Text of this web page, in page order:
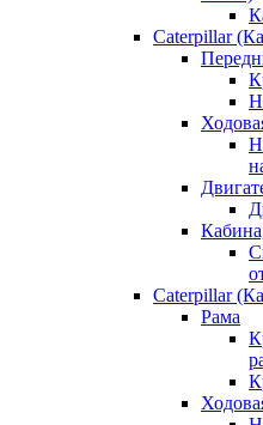
Caterpillar
Caterpillar
Рама